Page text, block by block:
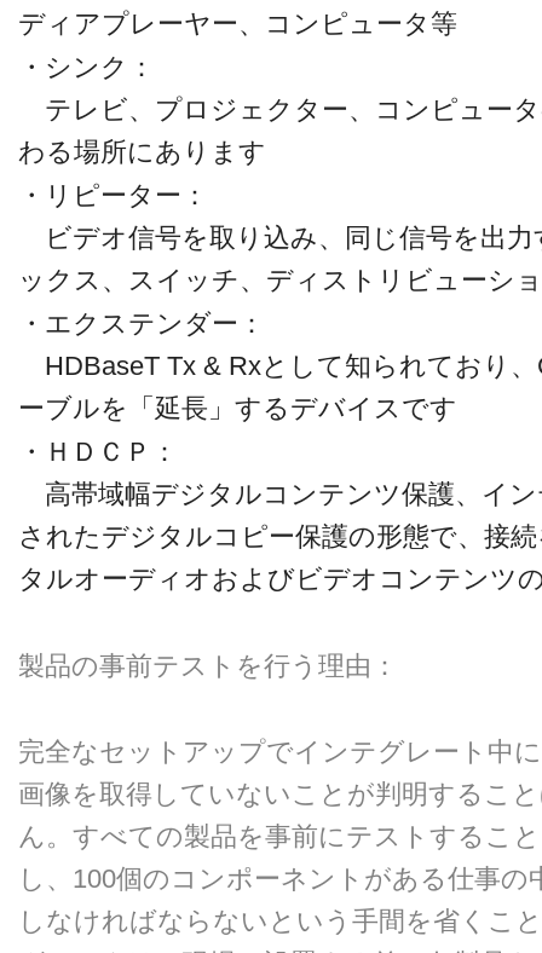
ディアプレーヤー、コンピュータ等
・シンク：
テレビ、プロジェクター、コンピュー
わる場所にあります
・リピーター：
ビデオ信号を取り込み、同じ信号を出
ックス、スイッチ、ディストリビューシ
・エクステンダー：
HDBaseT Tx & Rxとして知られており
ーブルを「延長」するデバイスです
・ＨＤＣＰ：
高帯域幅デジタルコンテンツ保護、イ
されたデジタルコピー保護の形態で、接
タルオーディオおよびビデオコンテンツ
製品の事前テストを行う理由：
完全なセットアップでインテグレート中
画像を取得していないことが判明するこ
ん。すべての製品を事前にテストするこ
し、100個のコンポーネントがある仕事
しなければならないという手間を省くこ